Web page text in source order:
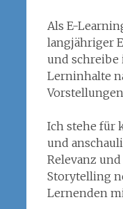
Als E-
langjähriger
und schreibe
Lerninhalte
Ich stehe für
und
Relevanz
Storytelling
Lernenden